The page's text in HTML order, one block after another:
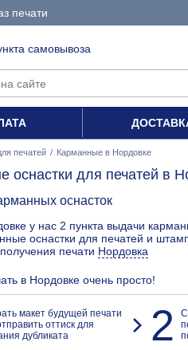
печати
самовывоза
печатей / Карманные в Нордовке
оснастки для печатей в
оснасток
у нас 2 пункта выдачи
оснастки для печатей и
печати Нордовка
в Нордовке очень просто!
макет будущей печати
оттиск для
дубликата
2